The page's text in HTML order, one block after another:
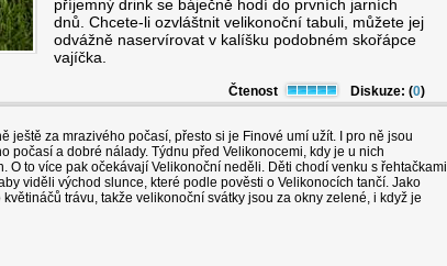
příjemný drink se báječně hodí do prvních jarních
dnů. Chcete-li ozvláštnit velikonoční tabuli, můžete jej
odvážně naservírovat v kalíšku podobném skořápce
vajíčka.
Čtenost Diskuze: (0)
ještě za mrazivého počasí, přesto si je Finové umí užít. I pro ně jsou
počasí a dobré nálady. Týdnu před Velikonocemi, kdy je u nich
O to více pak očekávají Velikonoční neděli. Děti chodí venku s řehtačkami
viděli východ slunce, které podle pověsti o Velikonocích tančí. Jako
trávu, takže velikonoční svátky jsou za okny zelené, i když je